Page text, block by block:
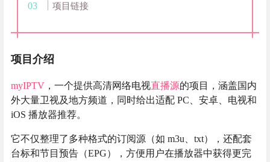
项目链接
项目介绍
myIPTV ，一个提供高清网络电视直播源的项目，涵盖国内
外大量卫视及地方频道，同时给出适配 PC、安卓、电视和
iOS 播放器推荐。
它不仅整理了多种格式的订阅源（如 m3u、txt），还配套
台标和节目预告（EPG），方便用户在播放器中获得更完